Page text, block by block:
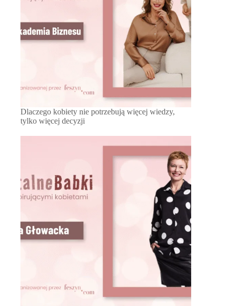
Dlaczego kobiety nie potrzebują więcej wiedzy,
tylko więcej decyzji